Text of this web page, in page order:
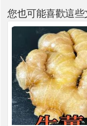
您也可能喜歡這些